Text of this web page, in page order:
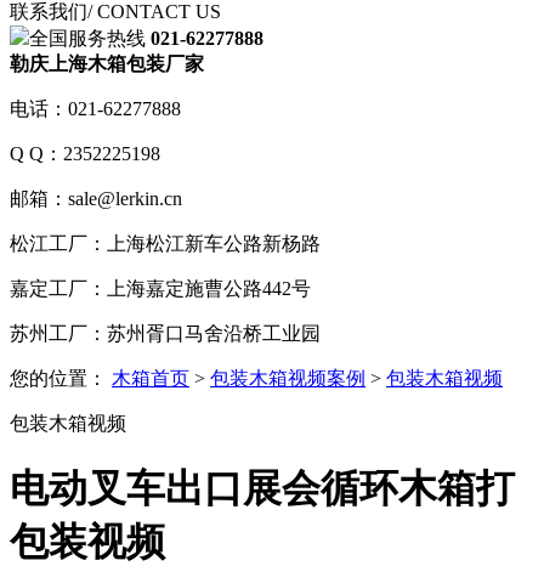
联系我们/ CONTACT US
全国服务热线 021-62277888
勒庆上海木箱包装厂家
电话：021-62277888
Q Q：2352225198
邮箱：sale@lerkin.cn
松江工厂：上海松江新车公路新杨路
嘉定工厂：上海嘉定施曹公路442号
苏州工厂：苏州胥口马舍沿桥工业园
您的位置： 木箱首页 > 包装木箱视频案例 > 包装木箱视频
包装木箱视频
电动叉车出口展会循环木箱打
包装视频